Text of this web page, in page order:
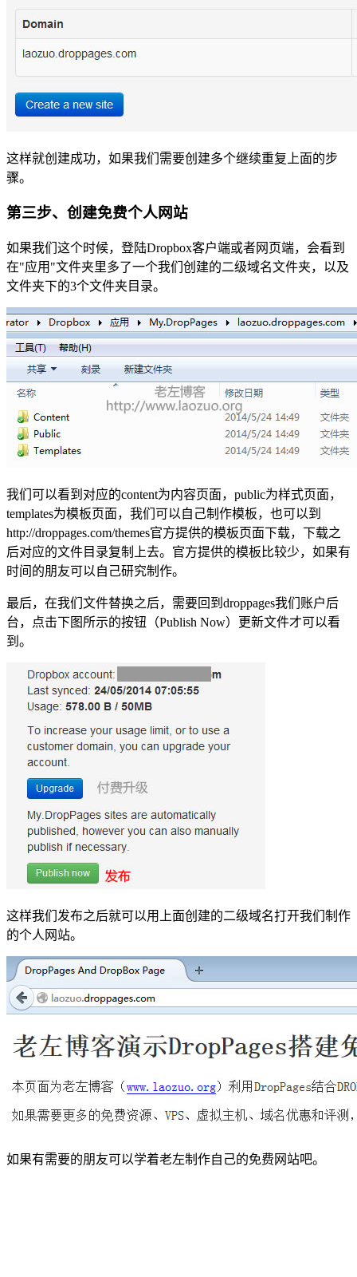
这样就创建成功，如果我们需要创建多个继续重复上面的步
骤。
第三步、创建免费个人网站
如果我们这个时候，登陆Dropbox客户端或者网页端，会看到
在"应用"文件夹里多了一个我们创建的二级域名文件夹，以及
文件夹下的3个文件夹目录。
我们可以看到对应的content为内容页面，public为样式页面，
templates为模板页面，我们可以自己制作模板，也可以到
http://droppages.com/themes官方提供的模板页面下载，下载之
后对应的文件目录复制上去。官方提供的模板比较少，如果有
时间的朋友可以自己研究制作。
最后，在我们文件替换之后，需要回到droppages我们账户后
台，点击下图所示的按钮（Publish Now）更新文件才可以看
到。
这样我们发布之后就可以用上面创建的二级域名打开我们制作
的个人网站。
如果有需要的朋友可以学着老左制作自己的免费网站吧。